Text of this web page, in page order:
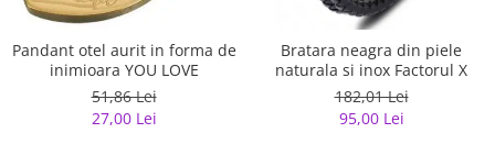
Pandant otel aurit in forma de
inimioara YOU LOVE
51,86 Lei
27,00 Lei
Bratara neagra din piele
naturala si inox Factorul X
182,01 Lei
95,00 Lei